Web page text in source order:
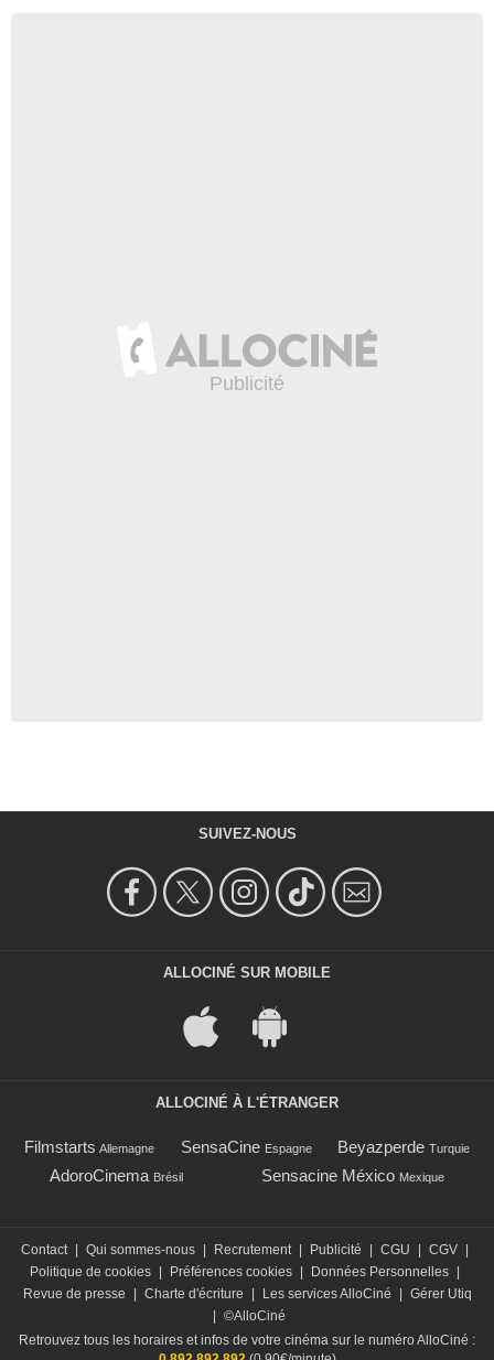
SUIVEZ-NOUS
ALLOCINÉ SUR MOBILE
ALLOCINÉ À L'ÉTRANGER
Filmstarts Allemagne SensaCine Espagne Beyazperde Turquie
AdoroCinema Brésil Sensacine México Mexique
Contact Qui sommes-nous Recrutement Publicité CGU CGV
Politique de cookies
Préférences cookies Données Personnelles
Revue de presse
Charte d'écriture Les services AlloCiné
Gérer Utiq
©AlloCiné
Retrouvez tous les horaires et infos de votre cinéma sur le numéro AlloCiné :